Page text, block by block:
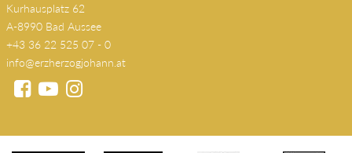
Spa Hotel Erzherzog Johann
Kurhausplatz 62
A-8990 Bad Aussee
info@erzherzogjohann.at